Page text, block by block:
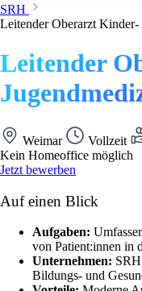
SRH
Leitender Oberarzt
Leitender
Weimar Vollzeit
Kein Homeoffice möglich
Jetzt bewerben
Auf einen Blick
Aufgaben:
von Patient:innen in
Unternehmen:
Bildungs- und